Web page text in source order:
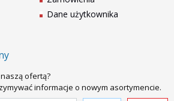
Dane użytkownika
ofertą?
informacje o nowym asortymencie.